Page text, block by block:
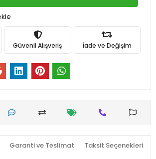
Güvenli Alışveriş İade ve Değişim
Garanti ve Teslimat Taksit Seçenekleri